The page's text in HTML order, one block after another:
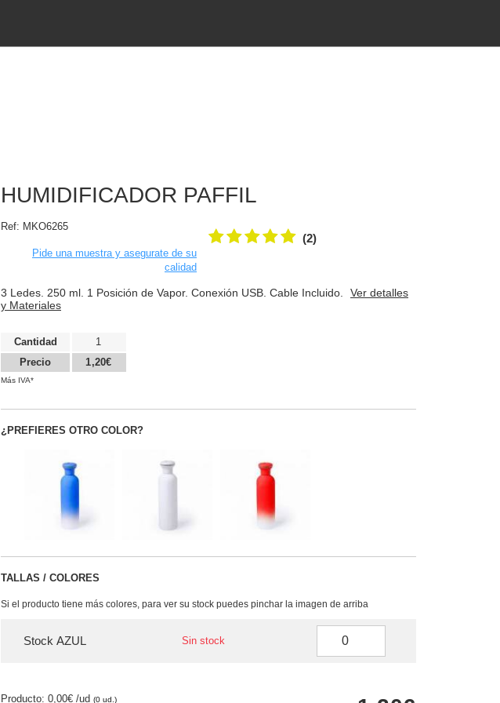
HUMIDIFICADOR PAFFIL
Ref: MKO6265
(2)
Pide una muestra y asegurate de su
calidad
3 Ledes. 250 ml. 1 Posición de Vapor. Conexión USB. Cable Incluido.
Ver detalles
y Materiales
Cantidad
Precio
1
1,20€
Más IVA*
¿PREFIERES OTRO COLOR?
TALLAS / COLORES
Si el producto tiene más colores, para ver su stock puedes pinchar la imagen de arriba
Stock AZUL Sin stock
Producto: 0,00€ /ud (0 ud.)